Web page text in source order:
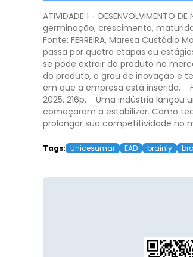
ATIVIDADE 1 - DESENVOLVIMENTO
germinação, crescimento,
Fonte: ​FERREIRA, Maresa Custódio
passa por quatro etapas ou
se pode extrair do produto no
do produto, o grau de inovação e
em que a empresa está inserida.
2025. 216p.
​Uma indústria lançou
começaram a estabilizar. Como
prolongar sua competitividade no
Tags: Unicesumar EAD brainly